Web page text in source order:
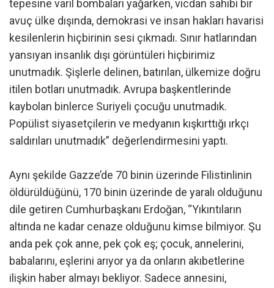
tepesine varil bombaları yağarken, vicdan sahibi bir
avuç ülke dışında, demokrasi ve insan hakları havarisi
kesilenlerin hiçbirinin sesi çıkmadı. Sınır hatlarından
yansıyan insanlık dışı görüntüleri hiçbirimiz
unutmadık. Şişlerle delinen, batırılan, ülkemize doğru
itilen botları unutmadık. Avrupa başkentlerinde
kaybolan binlerce Suriyeli çocuğu unutmadık.
Popülist siyasetçilerin ve medyanın kışkırttığı ırkçı
saldırıları unutmadık” değerlendirmesini yaptı.
Aynı şekilde Gazze’de 70 binin üzerinde Filistinlinin
öldürüldüğünü, 170 binin üzerinde de yaralı olduğunu
dile getiren Cumhurbaşkanı Erdoğan, “Yıkıntıların
altında ne kadar cenaze olduğunu kimse bilmiyor. Şu
anda pek çok anne, pek çok eş; çocuk, annelerini,
babalarını, eşlerini arıyor ya da onların akıbetlerine
ilişkin haber almayı bekliyor. Sadece annesini,